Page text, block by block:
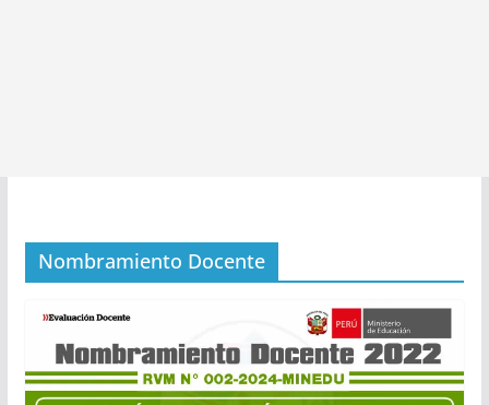
Nombramiento Docente